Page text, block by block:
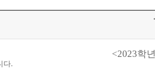
<2023학
다.